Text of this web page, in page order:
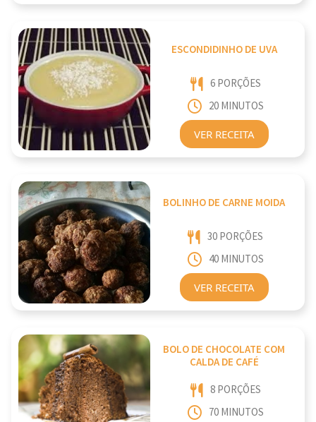
ESCONDIDINHO DE UVA
6 PORÇÕES
20 MINUTOS
VER RECEITA
BOLINHO DE CARNE MOIDA
30 PORÇÕES
40 MINUTOS
VER RECEITA
BOLO DE CHOCOLATE COM
CALDA DE CAFÉ
8 PORÇÕES
70 MINUTOS